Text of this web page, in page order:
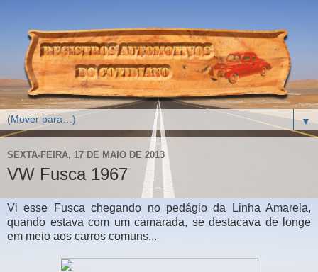
▼
SEXTA-FEIRA, 17 DE MAIO DE 2013
VW Fusca 1967
Vi esse Fusca chegando no pedágio da Linha Amarela,
quando estava com um camarada, se destacava de longe
em meio aos carros comuns...